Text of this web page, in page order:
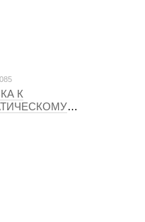
К
RIC 250 МЛ.